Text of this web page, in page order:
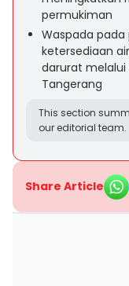
permukiman
Waspada
ketersediaan
darurat melalui
Tangerang
This section
our editorial team.
Share Article